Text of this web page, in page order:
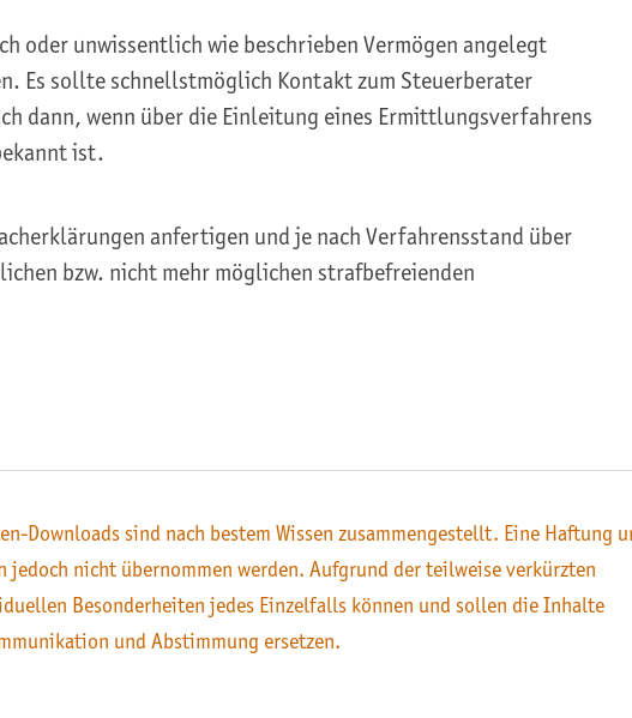
oder unwissentlich wie beschrieben Vermögen angelegt
Es sollte schnellstmöglich Kontakt zum Steuerberater
dann, wenn über die Einleitung eines Ermittlungsverfahrens
ist.
anfertigen und je nach Verfahrensstand über
bzw. nicht mehr möglichen strafbefreienden
Downloads sind nach bestem Wissen zusammengestellt. Eine Haftung
jedoch nicht übernommen werden. Aufgrund der teilweise verkürzten
Besonderheiten jedes Einzelfalls können und sollen die Inhalte
und Abstimmung ersetzen.